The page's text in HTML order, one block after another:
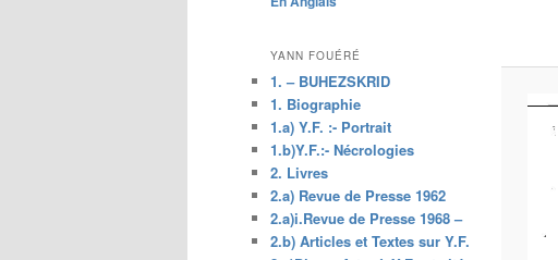
principal
YANN FOUÉRÉ
1. – BUHEZSKRID
1. Biographie
1.a) Y.F. :- Portrait
1.b)Y.F.:- Nécrologies
2. Livres
2.a) Revue de Presse 1962
2.a)i.Revue de Presse 1968 –
2.b) Articles et Textes sur Y.F.